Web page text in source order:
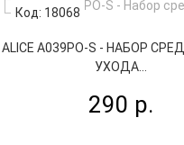
Код: 18068
ALICE A039PO-S - НАБОР
УХОДА...
290 р.